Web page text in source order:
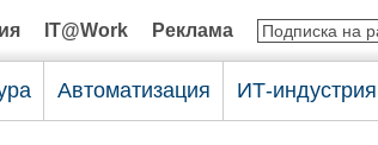
IT@Work Реклама
Автоматизация ИТ-индустрия